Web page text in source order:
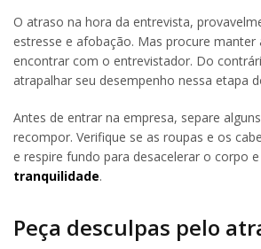
O atraso na hora da entrevista,
estresse e afobação. Mas procure manter
encontrar com o entrevistador. Do
atrapalhar seu desempenho nessa etapa
Antes de entrar na empresa, separe
recompor. Verifique se as roupas e os
e respire fundo para desacelerar o corpo e
tranquilidade.
Peça desculpas pelo